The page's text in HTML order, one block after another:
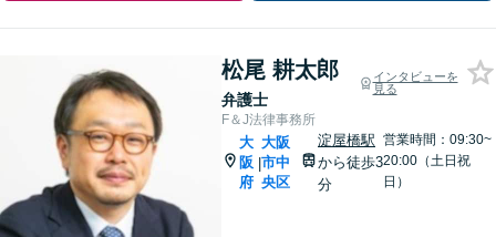
松尾 耕太郎
弁護士
インタビューを
見る
F＆J法律事務所
大
阪
府
|
大阪
市中
央区
淀屋橋駅
から徒歩3
分
営業時間：09:30~
20:00（土日祝
日）